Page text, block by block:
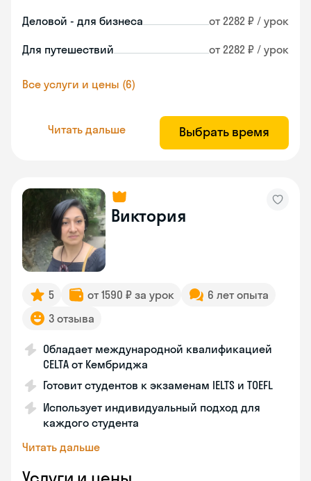
Деловой - для бизнеса от 2282 ₽ / урок
Для путешествий от 2282 ₽ / урок
Все услуги и цены (6)
Читать дальше Выбрать время
Виктория
5 от 1590 ₽ за урок
6 лет опыта
3 отзыва
Обладает международной квалификацией
CELTA от Кембриджа
Готовит студентов к экзаменам IELTS и TOEFL
Использует индивидуальный подход для
каждого студента
Читать дальше